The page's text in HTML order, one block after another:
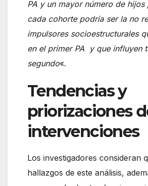
PA y un mayor número de hijos
cada cohorte podría ser la no
impulsores socioestructurales
en el primer PA y que influyen
segundo«.
Tendencias y
priorizaciones
intervenciones
Los investigadores consideran
hallazgos de este análisis,